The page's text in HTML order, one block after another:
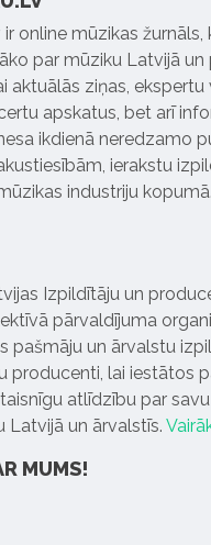
ir online mūzikas žurnāls,
par mūziku Latvijā un
aktuālās ziņas,
apskatus, bet arī
ikdienā neredzamo
ierakstu
industriju kopumā.
Izpildītāju un
pārvaldījuma
pašmāju un ārvalstu
producenti, lai iestātos
atlīdzību par
Latvijā un ārvalstīs.
MUMS!